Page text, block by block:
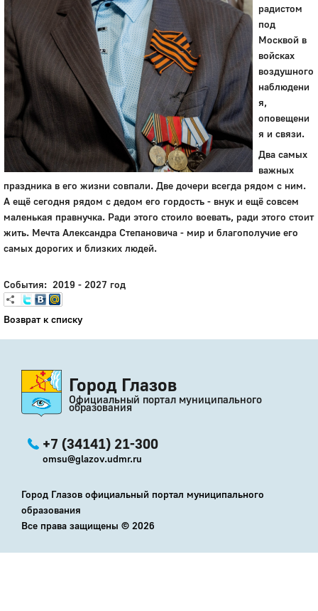
радистом
под
Москвой в
войсках
воздушного
наблюдени
я,
оповещени
я и связи.
Два самых
важных
праздника в его жизни совпали. Две дочери всегда рядом с ним.
А ещё сегодня рядом с дедом его гордость - внук и ещё совсем
маленькая правнучка. Ради этого стоило воевать, ради этого стоит
жить. Мечта Александра Степановича - мир и благополучие его
самых дорогих и близких людей.
События: 2019 - 2027 год
Возврат к списку
Город Глазов
Официальный портал муниципального
образования
+7 (34141) 21-300
omsu@glazov.udmr.ru
Город Глазов официальный портал муниципального
образования
Все права защищены © 2026